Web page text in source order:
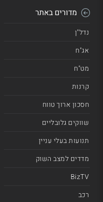
מדורים באתר
נדל"ן
אג"ח
מט"ח
קרנות
חסכון ארוך טווח
שווקים גלובליים
תנועות בעלי עניין
מדדים למצב השוק
BizTV
רכב